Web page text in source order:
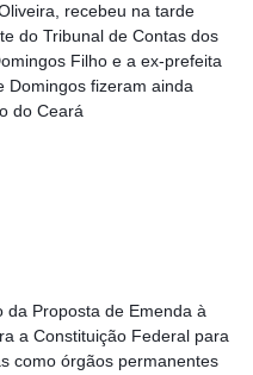
recebeu na tarde
do Tribunal de Contas dos
Filho e a ex-prefeita
Domingos fizeram ainda
do Ceará
da Proposta de Emenda à
a Constituição Federal para
como órgãos permanentes